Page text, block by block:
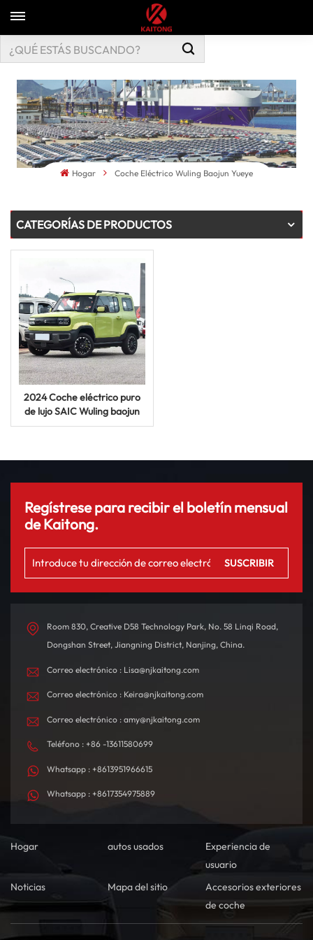
Hogar Coche Eléctrico Wuling Baojun Yueye
CATEGORÍAS DE PRODUCTOS
2024 Coche eléctrico puro
de lujo SAIC Wuling baojun
yueye, vehículo de nueva
Regístrese para recibir el boletín mensual
de Kaitong.
Room 830, Creative D58 Technology Park, No. 58 Linqi Road,
Dongshan Street, Jiangning District, Nanjing, China.
Correo electrónico : Lisa@njkaitong.com
Correo electrónico : Keira@njkaitong.com
Correo electrónico : amy@njkaitong.com
Teléfono : +86 -13611580699
Whatsapp : +8613951966615
Whatsapp : +8617354975889
Hogar autos usados
Experiencia de
usuario
Noticias
Mapa del sitio
Accesorios exteriores
de coche